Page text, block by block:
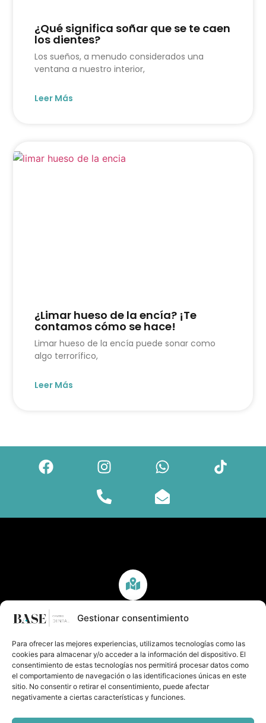
Gestionar consentimiento
Para ofrecer las mejores experiencias, utilizamos tecnologías como las
cookies para almacenar y/o acceder a la información del dispositivo. El
consentimiento de estas tecnologías nos permitirá procesar datos como
el comportamiento de navegación o las identificaciones únicas en este
sitio. No consentir o retirar el consentimiento, puede afectar
negativamente a ciertas características y funciones.
¿Qué significa soñar que se te caen
los dientes?
Los sueños, a menudo considerados una
ventana a nuestro interior,
Leer Más
¿Limar hueso de la encía? ¡Te
contamos cómo se hace!
Limar hueso de la encía puede sonar como
algo terrorífico,
Leer Más
C. del Ferrocarril, 41, Arganzuela, 28045 Madrid
912 00 14 00